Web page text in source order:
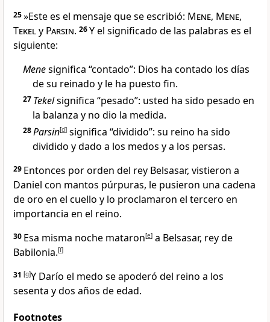
25»Este es el mensaje que se escribió: Mene, Mene,
Tekely Parsin. 26Y el significado de las palabras es el
siguiente:
Menesignifica “contado”: Dios ha contado los días
de su reinado y le ha puesto fin.
27 Tekelsignifica “pesado”: usted ha sido pesado en
la balanza y no dio la medida.
28Parsin[d] significa “dividido”: su reino ha sido
dividido y dado a los medos y a los persas.
29 Entonces por orden del rey Belsasar, vistieron a
Daniel con mantos púrpuras, le pusieron una cadena
de oro en el cuello y lo proclamaron el tercero en
importancia en el reino.
30 Esa misma noche mataron[e] a Belsasar, rey de
Babilonia.[f]
31 [g]Y Darío el medo se apoderó del reino a los
sesenta y dos años de edad.
Footnotes